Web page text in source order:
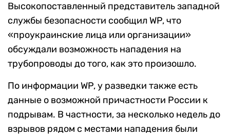
Высокопоставленный представитель западной
службы безопасности сообщил WP,что
«проукраинские лица или организации»
обсуждали возможность нападения на
трубопроводы до того, как это произошло.
По информации WP,у разведки также есть
данные о возможной причастности России к
подрывам. В частности, за несколько недель до
взрывов рядом с местами нападения были